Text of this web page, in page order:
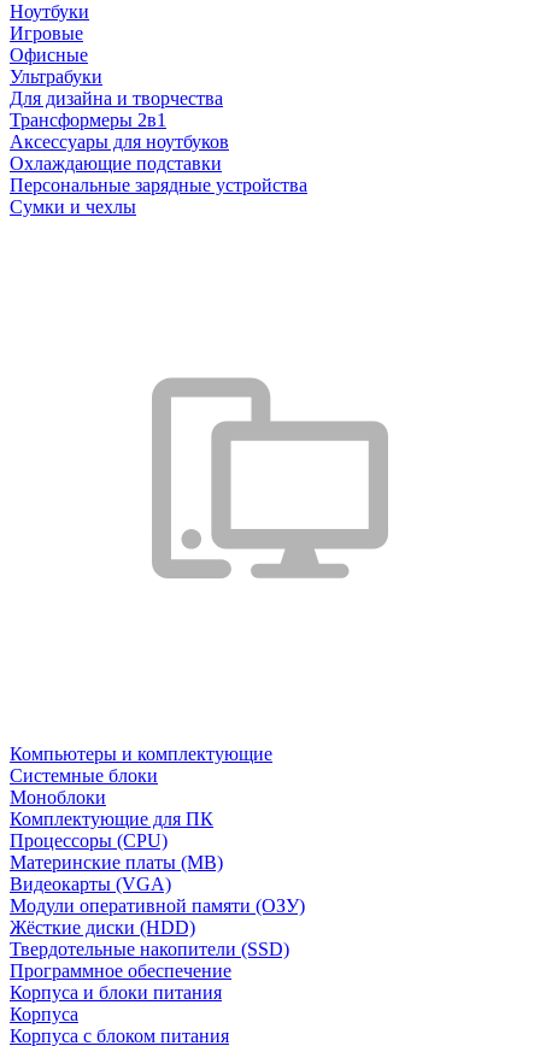
Ноутбуки
Игровые
Офисные
Ультрабуки
Для дизайна и творчества
Трансформеры 2в1
Аксессуары для ноутбуков
Охлаждающие подставки
Персональные зарядные устройства
Сумки и чехлы
Компьютеры и комплектующие
Системные блоки
Моноблоки
Комплектующие для ПК
Процессоры (CPU)
Материнские платы (MB)
Видеокарты (VGA)
Модули оперативной памяти (ОЗУ)
Жёсткие диски (HDD)
Твердотельные накопители (SSD)
Программное обеспечение
Корпуса и блоки питания
Корпуса
Корпуса с блоком питания